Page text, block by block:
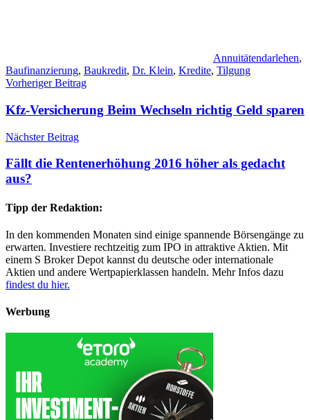
Annuitätendarlehen,
Baufinanzierung, Baukredit, Dr. Klein, Kredite, Tilgung
Beitragsnavigation
Vorheriger Beitrag
Kfz-Versicherung Beim Wechseln richtig Geld sparen
Nächster Beitrag
Fällt die Rentenerhöhung 2016 höher als gedacht
aus?
Tipp der Redaktion:
In den kommenden Monaten sind einige spannende Börsengänge zu
erwarten. Investiere rechtzeitig zum IPO in attraktive Aktien. Mit
einem S Broker Depot kannst du deutsche oder internationale
Aktien und andere Wertpapierklassen handeln. Mehr Infos dazu
findest du hier.
Werbung